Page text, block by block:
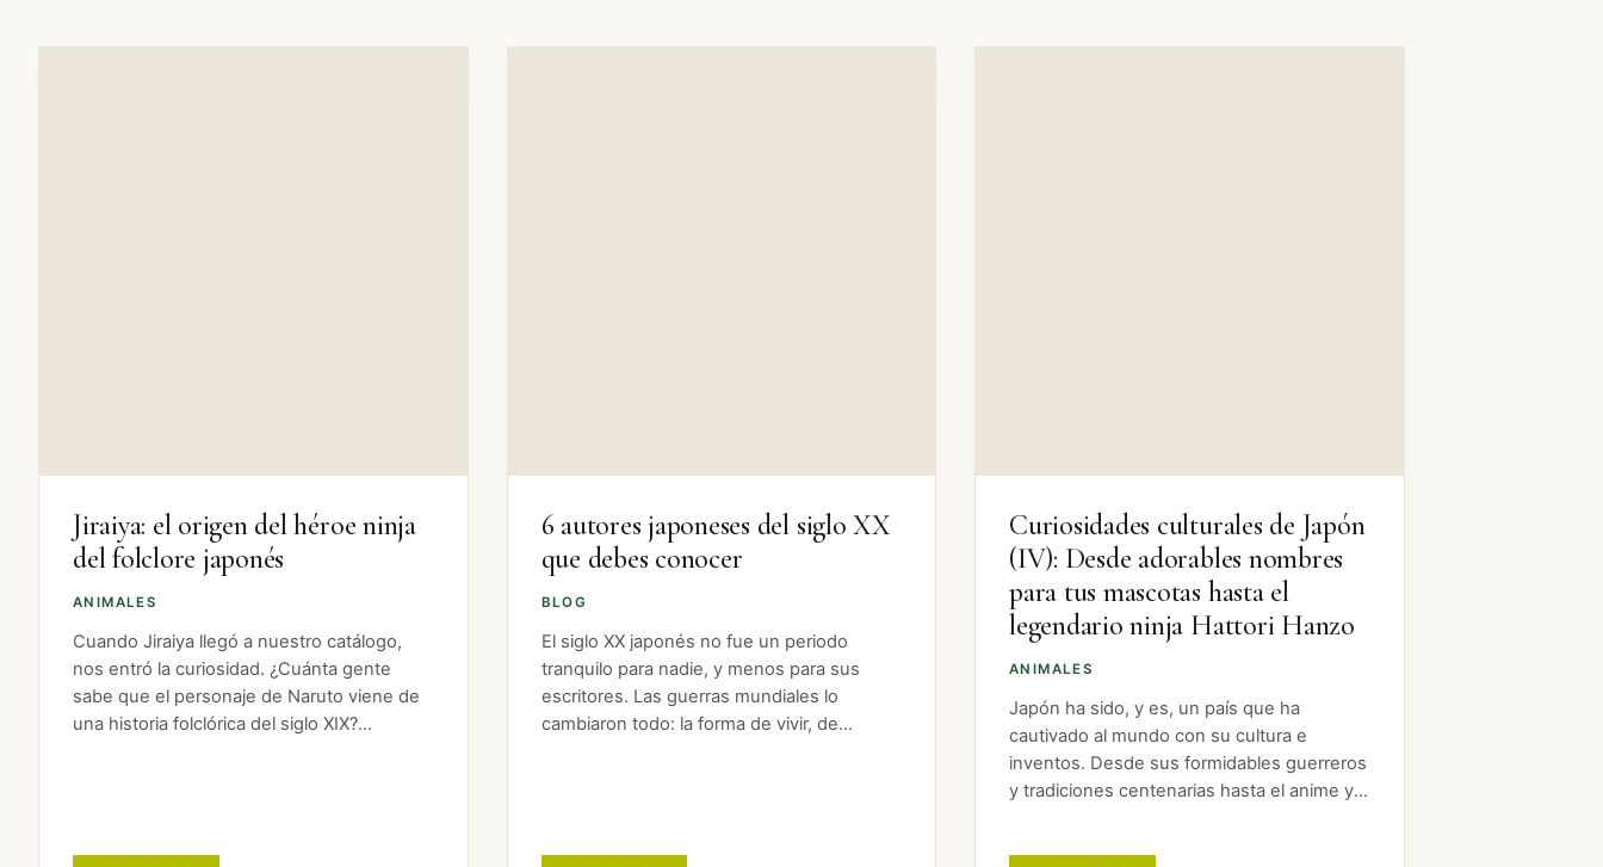
ANIMALES
Jiraiya: el origen del héroe ninja
del folclore japonés
Cuando Jiraiya llegó a nuestro catálogo,
nos entró la curiosidad. ¿Cuánta gente
sabe que el personaje de Naruto viene de
una historia folclórica del siglo XIX?
BLOG
6 autores japoneses del siglo XX
que debes conocer
El siglo XX japonés no fue un periodo
tranquilo para nadie, y menos para sus
escritores. Las guerras mundiales lo
cambiaron todo: la forma de vivir, de
ANIMALES
Curiosidades culturales de Japón
(IV): Desde adorables nombres
para tus mascotas hasta el
legendario ninja Hattori Hanzo
Japón ha sido, y es, un país que ha
cautivado al mundo con su cultura e
inventos. Desde sus formidables guerreros
y tradiciones centenarias hasta el anime y